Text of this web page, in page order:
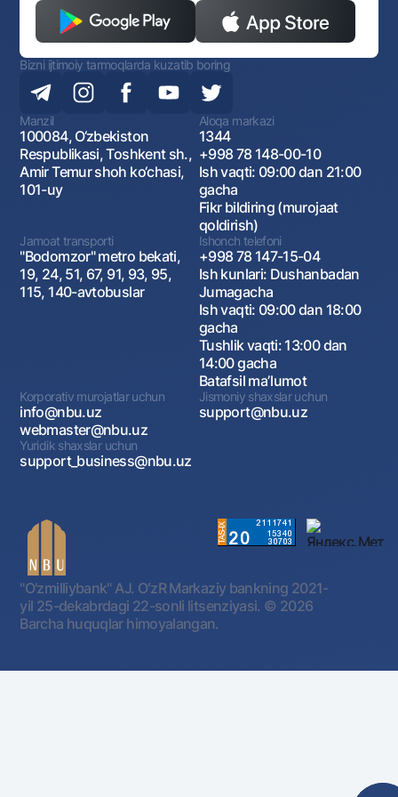
Bizni ijtimoiy tarmoqlarda kuzatib boring
Manzil
100084, O‘zbekiston
Respublikasi, Toshkent sh.,
Amir Temur shoh ko‘chasi,
101-uy
Aloqa markazi
1344
+998 78 148-00-10
Ish vaqti: 09:00 dan 21:00
gacha
Fikr bildiring (murojaat
qoldirish)
Jamoat transporti
"Bodomzor" metro bekati,
19, 24, 51, 67, 91, 93, 95,
115, 140-avtobuslar
Ishonch telefoni
+998 78 147-15-04
Ish kunlari: Dushanbadan
Jumagacha
Ish vaqti: 09:00 dan 18:00
gacha
Tushlik vaqti: 13:00 dan
14:00 gacha
Batafsil maʼlumot
Korporativ murojatlar uchun
info@nbu.uz
webmaster@nbu.uz
Jismoniy shaxslar uchun
support@nbu.uz
Yuridik shaxslar uchun
support_business@nbu.uz
"O'zmilliybank" AJ. OʻzR Markaziy bankning 2021-
yil 25-dekabrdagi 22-sonli litsenziyasi. © 2026
Barcha huquqlar himoyalangan.